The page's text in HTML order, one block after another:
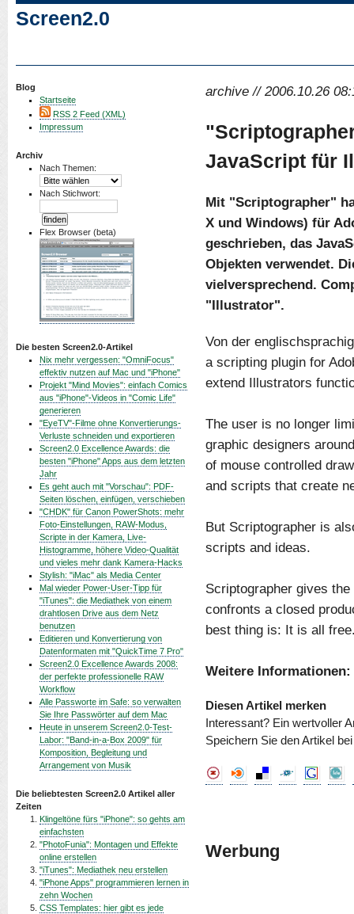
Screen2.0
Blog
Startseite
RSS 2 Feed (XML)
Impressum
Archiv
Nach Themen:
Nach Stichwort:
Flex Browser (beta)
Die besten Screen2.0-Artikel
Nix mehr vergessen: "OmniFocus"
effektiv nutzen auf Mac und "iPhone"
Projekt "Mind Movies": einfach Comics
aus "iPhone"-Videos in "Comic Life"
generieren
"EyeTV"-Filme ohne Konvertierungs-
Verluste schneiden und exportieren
Screen2.0 Excellence Awards: die
besten "iPhone" Apps aus dem letzten
Jahr
Es geht auch mit "Vorschau": PDF-
Seiten löschen, einfügen, verschieben
"CHDK" für Canon PowerShots: mehr
Foto-Einstellungen, RAW-Modus,
Scripte in der Kamera, Live-
Histogramme, höhere Video-Qualität
und vieles mehr dank Kamera-Hacks
Stylish: "iMac" als Media Center
Mal wieder Power-User-Tipp für
"iTunes": die Mediathek von einem
drahtlosen Drive aus dem Netz
benutzen
Editieren und Konvertierung von
Datenformaten mit "QuickTime 7 Pro"
Screen2.0 Excellence Awards 2008:
der perfekte professionelle RAW
Workflow
Alle Passworte im Safe: so verwalten
Sie Ihre Passwörter auf dem Mac
Heute in unserem Screen2.0-Test-
Labor: "Band-in-a-Box 2009" für
Komposition, Begleitung und
Arrangement von Musik
Die beliebtesten Screen2.0 Artikel aller
Zeiten
Klingeltöne fürs "iPhone": so gehts am
einfachsten
"PhotoFunia": Montagen und Effekte
online erstellen
"iTunes": Mediathek neu erstellen
"iPhone Apps" programmieren lernen in
zehn Wochen
CSS Templates: hier gibt es jede
archive // 2006.10.26
JavaScript für
Mit "Scriptographer"
X und Windows) für
geschrieben, das
Objekten verwendet.
vielversprechend.
"Illustrator".
Von der
a scripting plugin for
extend Illustrators
The user is no longer
graphic designers
of mouse controlled
and scripts that create
But Scriptographer is
scripts and ideas.
Scriptographer gives
confronts a closed
best thing is: It is all
Weitere Informationen:
Diesen Artikel merken
Interessant? Ein wertvoller
Speichern Sie den Artikel
Werbung